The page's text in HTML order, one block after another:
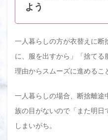
よう
一人暮らしの方が衣替えに断
に、服を出すから」「捨てる
理由からスムーズに進めるこ
一人暮らしの場合、断捨離途
族の目がないので「また明日
しまいがち。